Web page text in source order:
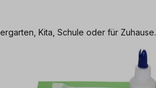
Kita, Schule oder für Zuhause.